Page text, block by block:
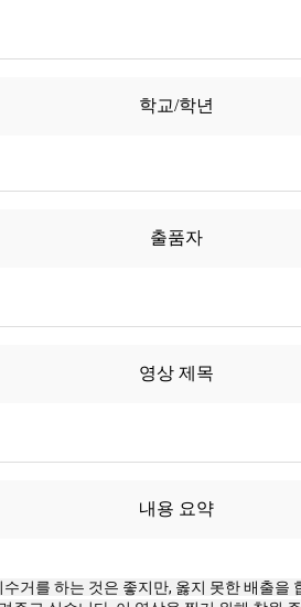
학교/학년
출품자
영상 제목
내용 요약
거를 하는 것은 좋지만, 옳지 못한 배출